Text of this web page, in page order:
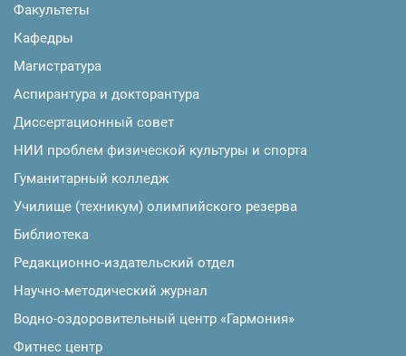
Факультеты
Кафедры
Магистратура
Аспирантура и докторантура
Диссертационный совет
НИИ проблем физической культуры и спорта
Гуманитарный колледж
Училище (техникум) олимпийского резерва
Библиотека
Редакционно-издательский отдел
Научно-методический журнал
Водно-оздоровительный центр «Гармония»
Фитнес центр